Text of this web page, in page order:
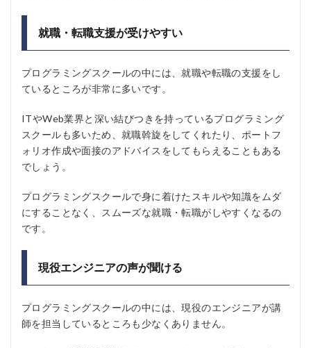
就職・転職支援が受けやすい
プログラミングスクールの中には、就職や転職の支援をし
ているところが非常に多いです。
ITやWeb業界と深い結びつきを持っているプログラミング
スクールも多いため、就職斡旋をしてくれたり、ポートフ
ォリオ作成や面接のアドバイスをしてもらえることもある
でしょう。
プログラミングスクールで身に着けたスキルや知識をムダ
にすることなく、スムーズな就職・転職がしやすくなるの
です。
現役エンジニアの声が聞ける
プログラミングスクールの中には、現役のエンジニアが講
師を担当しているところも少なくありません。